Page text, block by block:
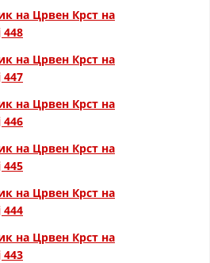
на Црвен Крст на
448
на Црвен Крст на
447
на Црвен Крст на
446
на Црвен Крст на
445
на Црвен Крст на
444
на Црвен Крст на
443